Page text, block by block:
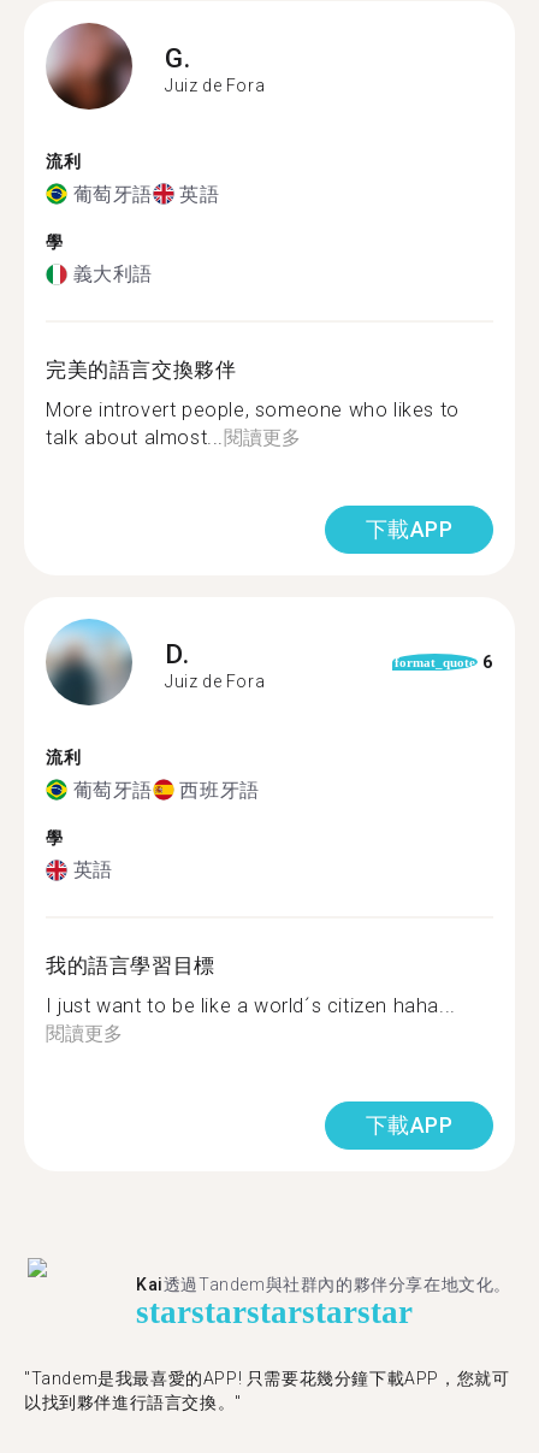
G.
Juiz de Fora
流利
葡萄牙語 英語
學
義大利語
完美的語言交換夥伴
More introvert people, someone who likes to
talk about almost...閱讀更多
下載APP
D.
Juiz de Fora
format_quote 6
流利
葡萄牙語 西班牙語
學
英語
我的語言學習目標
I just want to be like a world´s citizen haha...
閱讀更多
下載APP
Kai透過Tandem與社群內的夥伴分享在地文化。
starstarstarstarstar
"Tandem是我最喜愛的APP! 只需要花幾分鐘下載APP，您就可
以找到夥伴進行語言交換。"